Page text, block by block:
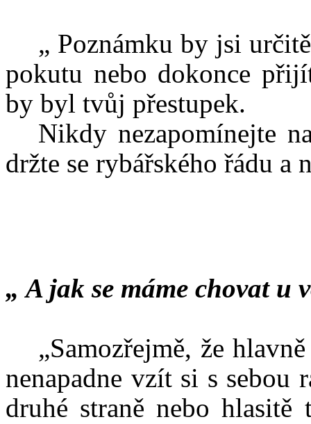
„ Poznámku by jsi
pokutu nebo dokonce
by byl tvůj přestupek.
Nikdy nezapomínejte
držte se rybářského řádu a
„ A jak se máme chovat u
„Samozřejmě, že
nenapadne vzít si s sebou
druhé straně nebo